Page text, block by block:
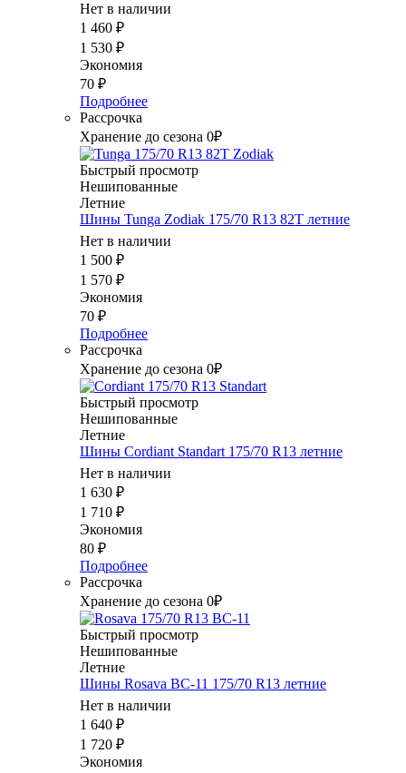
Нет в наличии
1 460 ₽
1 530 ₽
Экономия
70 ₽
Подробнее
Рассрочка
Хранение до сезона 0₽
Быстрый просмотр
Нешипованные
Летние
Шины Tunga Zodiak 175/70 R13 82T летние
Нет в наличии
1 500 ₽
1 570 ₽
Экономия
70 ₽
Подробнее
Рассрочка
Хранение до сезона 0₽
Быстрый просмотр
Нешипованные
Летние
Шины Cordiant Standart 175/70 R13 летние
Нет в наличии
1 630 ₽
1 710 ₽
Экономия
80 ₽
Подробнее
Рассрочка
Хранение до сезона 0₽
Быстрый просмотр
Нешипованные
Летние
Шины Rosava ВС-11 175/70 R13 летние
Нет в наличии
1 640 ₽
1 720 ₽
Экономия